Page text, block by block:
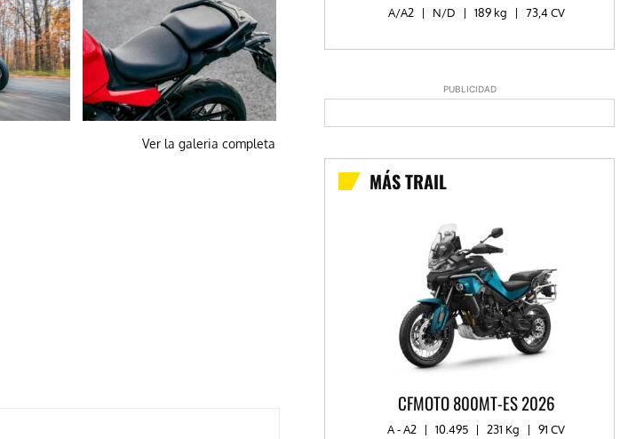
Ver la galeria completa
A/A2 | N/D | 189 kg | 73,4 CV
PUBLICIDAD
MÁS TRAIL
CFMOTO 800MT-ES 2026
A - A2 | 10.495 | 231 Kg | 91 CV